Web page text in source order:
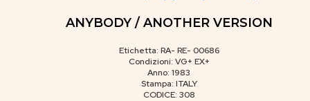
ANYBODY / ANOTHER VERSION
Etichetta: RA- RE- 00686
Condizioni: VG+ EX+
Anno: 1983
Stampa: ITALY
CODICE: 308